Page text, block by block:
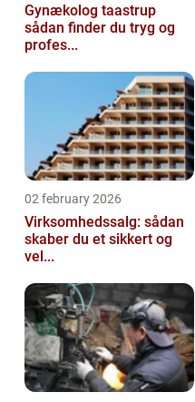
Gynækolog taastrup
sådan finder du tryg og
profes...
02 february 2026
Virksomhedssalg: sådan
skaber du et sikkert og
vel...